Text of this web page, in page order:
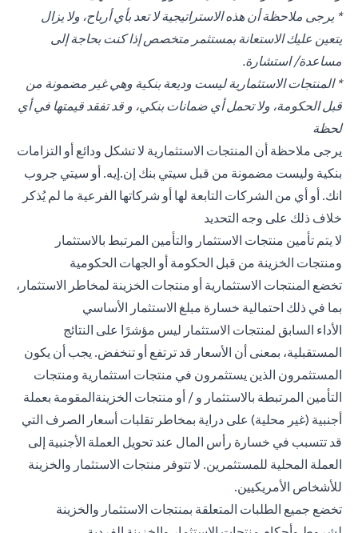
* يرجى ملاحظة أن هذه الاستراتيجية لا تعد بأي أرباح، ولا يزال
يتعين عليك الاستعانة بمستثمر متخصص إذا كنت بحاجة إلى
مساعدة/ استشارة.
* المنتجات الاستثمارية ليست وديعة بنكية وهي غير مضمونة من
قبل الحكومة، ولا تحمل أي ضمانات بنكي، و قد تفقد قيمتها في أي
لحظة
يرجى ملاحظة أن المنتجات الاستثمارية لا تشكل ودائع أو التزامات
بنكية وليست مضمونة من قبل سيتي بنك إن.إيه. أو سيتي جروب
انك. أو أي من الشركات التابعة لها أو شركاتها الفرعية ما لم يُذكر
خلاف ذلك على وجه التحديد
لا يتم تأمين منتجات الاستثمار والتأمين المرتبط بالاستثمار
ومنتجات الخزينة من قبل الحكومة أو الجهات الحكومية
تخضع المنتجات الاستثمارية أو منتجات الخزينة لمخاطر الاستثمار،
بما في ذلك احتمالية خسارة مبلغ الاستثمار الأساسي
الأداء السابق لمنتجات الاستثمار ليس مؤشرًا على النتائج
المستقبلية، بمعنى أن الأسعار قد ترتفع أو تنخفض. يجب أن يكون
المستثمرون الذين يستثمرون في منتجات استثمارية ومنتجات
التأمين المرتبطة بالاستثمار و / أو منتجات الخزينةالمقومة بعملة
أجنبية (غير محلية) على دراية بمخاطر تقلبات أسعار الصرف التي
قد تتسبب في خسارة رأس المال عند تحويل العملة الأجنبية إلى
العملة المحلية للمستثمرين. لا تتوفر منتجات الاستثمار والخزينة
للأشخاص الأمريكيين.
تخضع جميع الطلبات المتعلقة بمنتجات الاستثمار والخزينة